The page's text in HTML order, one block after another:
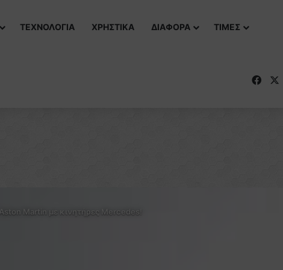
ΤΕΧΝΟΛΟΓΙΑ ΧΡΗΣΤΙΚΑ ΔΙΑΦΟΡΑ ΤΙΜΕΣ
Aston Martin με κινητήρες Mercedes!